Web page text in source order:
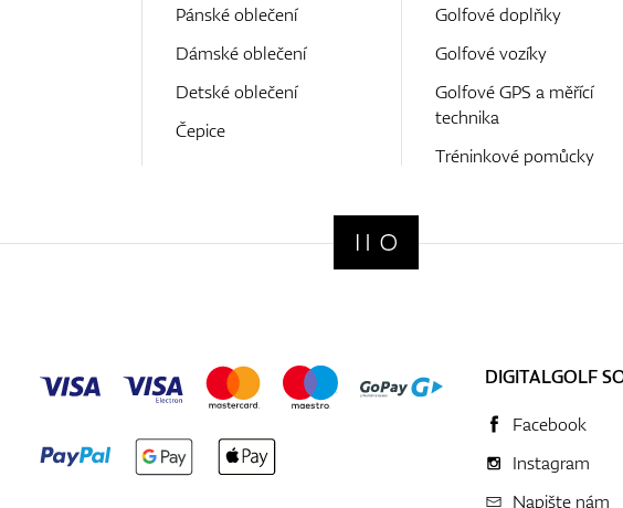
Pánské oblečení
Dámské oblečení
Detské oblečení
Čepice
Golfové doplňky
Golfové vozíky
Golfové GPS a měřící
technika
Tréninkové pomůcky
DIGITALGOLF
Facebook
Instagram
Napište nám